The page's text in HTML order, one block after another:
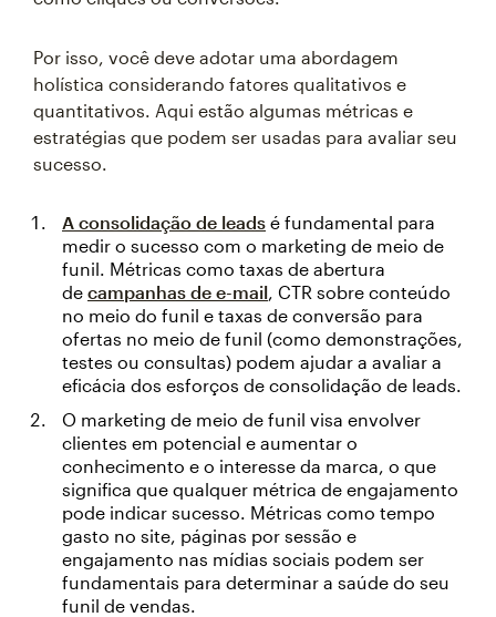
Por isso, você deve adotar uma abordagem
holística considerando fatores qualitativos e
quantitativos. Aqui estão algumas métricas e
estratégias que podem ser usadas para avaliar seu
sucesso.
A consolidação de leads é fundamental para
medir o sucesso com o marketing de meio de
funil. Métricas como taxas de abertura
de campanhas de e-mail, CTR sobre conteúdo
no meio do funil e taxas de conversão para
ofertas no meio de funil (como demonstrações,
testes ou consultas) podem ajudar a avaliar a
eficácia dos esforços de consolidação de leads.
O marketing de meio de funil visa envolver
clientes em potencial e aumentar o
conhecimento e o interesse da marca, o que
significa que qualquer métrica de engajamento
pode indicar sucesso. Métricas como tempo
gasto no site, páginas por sessão e
engajamento nas mídias sociais podem ser
fundamentais para determinar a saúde do seu
funil de vendas.